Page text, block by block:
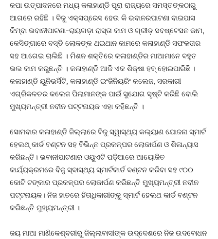
କପା ଉତ୍ପାଦନରେ ମଧ୍ୟ କଳାହାଣ୍ଡି ପୂରା ରାଜ୍ୟରେ ସମସ୍ତଙ୍କଠାରୁ
ଆଗରେ ରହିଛି । ବିଜୁ ଏକ୍ସପ୍ରେସ ହେଉ କି ଭବାନରପାଟଣା ବାଇପାସ
କିମ୍ବା ଭବାନୀପାଟଣା-ରାୟଗଡ଼ା ରାସ୍ତା କାମ ଓ ଗ୍ରୀଡ଼ ସବଷ୍ଟେସନ କାମ,
କେସିଙ୍ଗାରେ ବସ୍ତି ଲୋକଙ୍କ ଥଇଥାନ କାମରେ କଳାହାଣ୍ଡି ସଫଳତାର
ସହ ଆଗେଇ ଚାଲିଛି । ମିଶନ ଶକ୍ତିରେ କଳାହାଣ୍ଡିର ମାଆମାନେ ବହୁତ
ଭଲ କାମ କରୁଛନ୍ତି । କଳାହାଣ୍ଡି ଆଜି ଏକ ଶିକ୍ଷା ହବ୍ ହୋଇପାରିଛି ।
କଳାହାଣ୍ଡି ୟୁନିଭର୍ସିଟି, କଳାହାଣ୍ଡି ଇଂଜିନିୟରିଂ କଲେଜ, ସରକାରୀ
ଏଗ୍ରିକଳଚର କଲେଜ ପିଲାମାନଙ୍କ ପାଇଁ ସୁଯୋଗ ସୃଷ୍ଟି କରିଛି ବୋଲି
ମୁଖ୍ୟମନ୍ତ୍ରୀ ନବୀନ ପଟ୍ଟନାୟକ ଏହା କହିଛନ୍ତି ।
ସୋମବାର କଳାହାଣ୍ଡି ଜିଲ୍ଲାରେ ବିଜୁ ସ୍ୱାସ୍ଥ୍ୟ କଲ୍ୟାଣ ଯୋଜନା ସ୍ମାର୍ଟ
ହେଲଥ୍ କାର୍ଡ ବଣ୍ଟନ ସହ ବିଭିନ୍ନ ପ୍ରକଳ୍ପର ଲୋକାର୍ପଣ ଓ ଶିଳାନ୍ୟାସ
କରିଛନ୍ତି। ଭବାନୀପାଟଣାର ଓୟୁଏଟି ପଡ଼ିଆରେ ଆୟୋଜିତ
କାର୍ଯ୍ୟକ୍ରମରେ ବିଜୁ ସ୍ବାସ୍ଥ୍ୟ ସ୍ମାର୍ଟକାର୍ଡ ବଣ୍ଟନ କରିବା ସହ ୯୦୦
କୋଟି ଟଙ୍କାର ପ୍ରକଳ୍ପର ଲୋକାର୍ପଣ କରିଛନ୍ତି ମୁଖ୍ୟମନ୍ତ୍ରୀ ନବୀନ
ପଟ୍ଟନାୟକ। ନିଜ ହାତରେ ହିତାଧିକାରୀଙ୍କୁ ସ୍ମାର୍ଟ ହେଲଥ କାର୍ଡ ବଣ୍ଟନ
କରିଛନ୍ତି ମୁଖ୍ୟମନ୍ତ୍ରୀ ।
ଜୟ ମାଆ ମାଣିକେଶ୍ବରୀରୁ ଜିଲ୍ଲାବାସୀଙ୍କ ଉଦ୍ଦେଶରେ ନିଜ ଉଦବୋଧନ